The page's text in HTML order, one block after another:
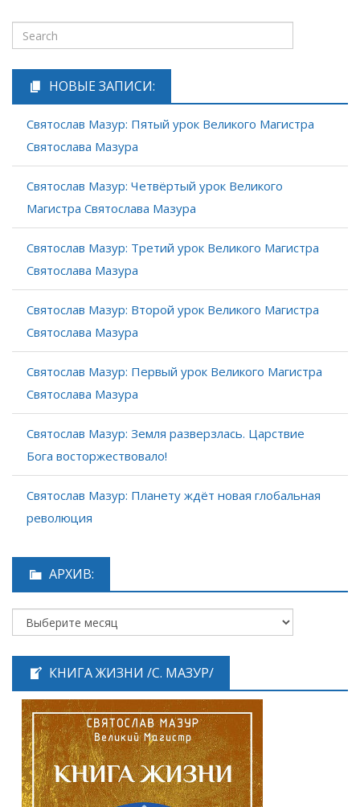
НОВЫЕ ЗАПИСИ:
Святослав Мазур: Пятый урок Великого Магистра
Святослава Мазура
Святослав Мазур: Четвёртый урок Великого
Магистра Святослава Мазура
Святослав Мазур: Третий урок Великого Магистра
Святослава Мазура
Святослав Мазур: Второй урок Великого Магистра
Святослава Мазура
Святослав Мазур: Первый урок Великого Магистра
Святослава Мазура
Святослав Мазур: Земля разверзлась. Царствие
Бога восторжествовало!
Святослав Мазур: Планету ждёт новая глобальная
революция
АРХИВ:
КНИГА ЖИЗНИ /С. МАЗУР/